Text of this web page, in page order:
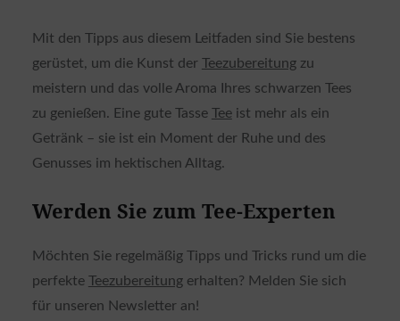
Mit den Tipps aus diesem Leitfaden sind Sie bestens
gerüstet, um die Kunst der Teezubereitungzu
meistern und das volle Aroma Ihres schwarzen Tees
zu genießen. Eine gute Tasse Teeist mehr als ein
Getränk – sie ist ein Moment der Ruhe und des
Genusses im hektischen Alltag.
Werden Sie zum Tee-Experten
Möchten Sie regelmäßig Tipps und Tricks rund um die
perfekte Teezubereitungerhalten? Melden Sie sich
für unseren Newsletter an!